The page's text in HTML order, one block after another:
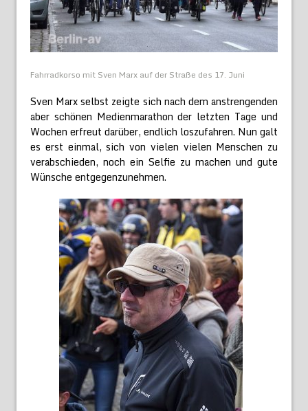
Fahrradkorso mit Sven Marx auf der Straße des 17. Juni
Sven Marx selbst zeigte sich nach dem anstrengenden
aber schönen Medienmarathon der letzten Tage und
Wochen erfreut darüber, endlich loszufahren. Nun galt
es erst einmal, sich von vielen vielen Menschen zu
verabschieden, noch ein Selfie zu machen und gute
Wünsche entgegenzunehmen.